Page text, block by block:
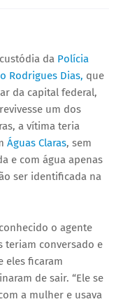
da Polícia
Rodrigues Dias, que
da capital federal,
um dos
a vítima teria
Águas Claras, sem
e com água apenas
ser identificada na
o agente
teriam conversado e
eles ficaram
de sair. “Ele se
a mulher e usava